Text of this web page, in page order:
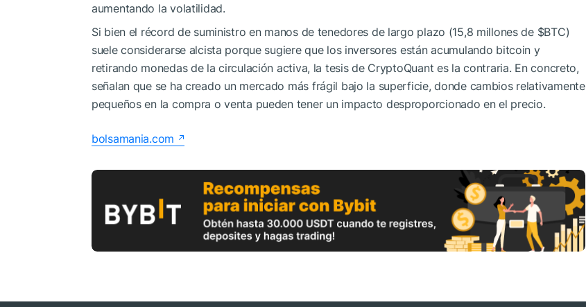
aumentando la volatilidad.
Si bien el récord de suministro en manos de tenedores de largo plazo (15,8 millones de $BTC)
suele considerarse alcista porque sugiere que los inversores están acumulando bitcoin y
retirando monedas de la circulación activa, la tesis de CryptoQuant es la contraria. En concreto,
señalan que se ha creado un mercado más frágil bajo la superficie, donde cambios relativamente
pequeños en la compra o venta pueden tener un impacto desproporcionado en el precio.
bolsamania.com